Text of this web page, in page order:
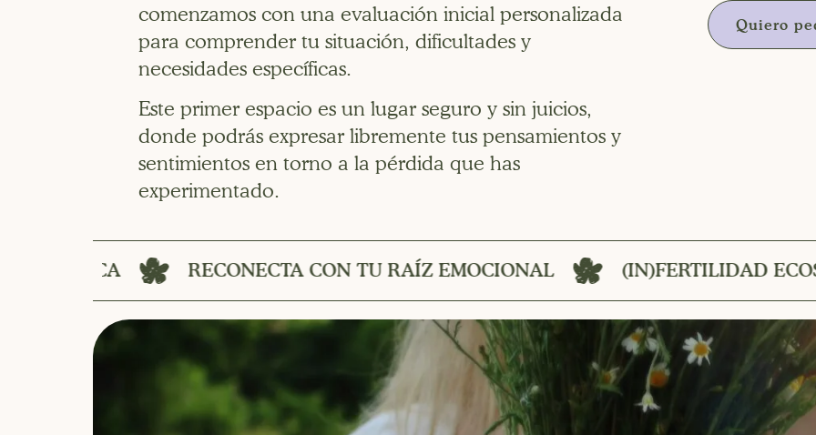
comenzamos con una evaluación inicial personalizada
para comprender tu situación, dificultades y
necesidades específicas.
Este primer espacio es un lugar seguro y sin juicios,
donde podrás expresar libremente tus pensamientos y
sentimientos en torno a la pérdida que has
experimentado.
Quiero
CON TU RAÍZ EMOCIONAL (IN)FERTILIDAD ECOSISTÉMICA